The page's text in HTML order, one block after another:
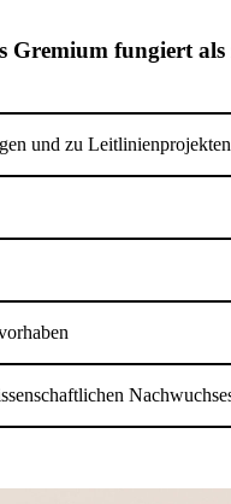
Gremium fungiert als
und zu Leitlinienprojekten